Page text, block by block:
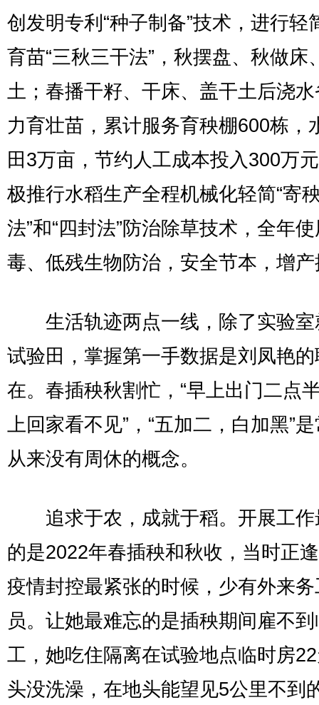
创发明专利“种子制备”技术，进行轻
育苗“三秋三干法”，秋摆盘、秋做床
土；春播干籽、干床、盖干土后浇
力育壮苗，累计服务育秧棚600栋，
田3万亩，节约人工成本投入300万
极推行水稻生产全程机械化轻简“寄
法”和“四封法”防治除草技术，全年
毒、低残生物防治，安全节本，增
生活轨迹两点一线，除了实验室
试验田，掌握第一手数据是刘凤艳
在。春插秧秋割忙，“早上出门二点
上回家看不见”，“五加二，白加黑”
从来没有周休的概念。
追求于农，成就于稻。开展工作
的是2022年春插秧和秋收，当时正
疫情封控最紧张的时候，少有外来
员。让她最难忘的是插秧期间雇不
工，她吃住隔离在试验地点临时房
头没洗澡，在地头能望见5公里不到